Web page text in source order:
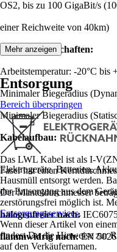
OS2, bis zu 100 GigaBit/s
einer Reichweite von 40km)
Produkteigenschaften:
Arbeitstemperatur: -20°C bis
Minimaler Biegeradius
Minimaler Biegeradius
Kabelaufbau:
Das LWL Kabel ist als I-
Faser hat einen
Der Manteldurchmesser
halogenfreier nach:
flammwidrig nach:EN
Mehr anzeigen
Entsorgung
Bereich überspringen
Elektrogeräte, Batterien,
Hausmüll entsorgt werden.
der Entsorgung aus dem
zerstörungsfrei möglich ist.
Entsorgungsservices.
Wenn dieser Artikel von
findest Du die Hinweise zur
auf den Verkäufernamen.